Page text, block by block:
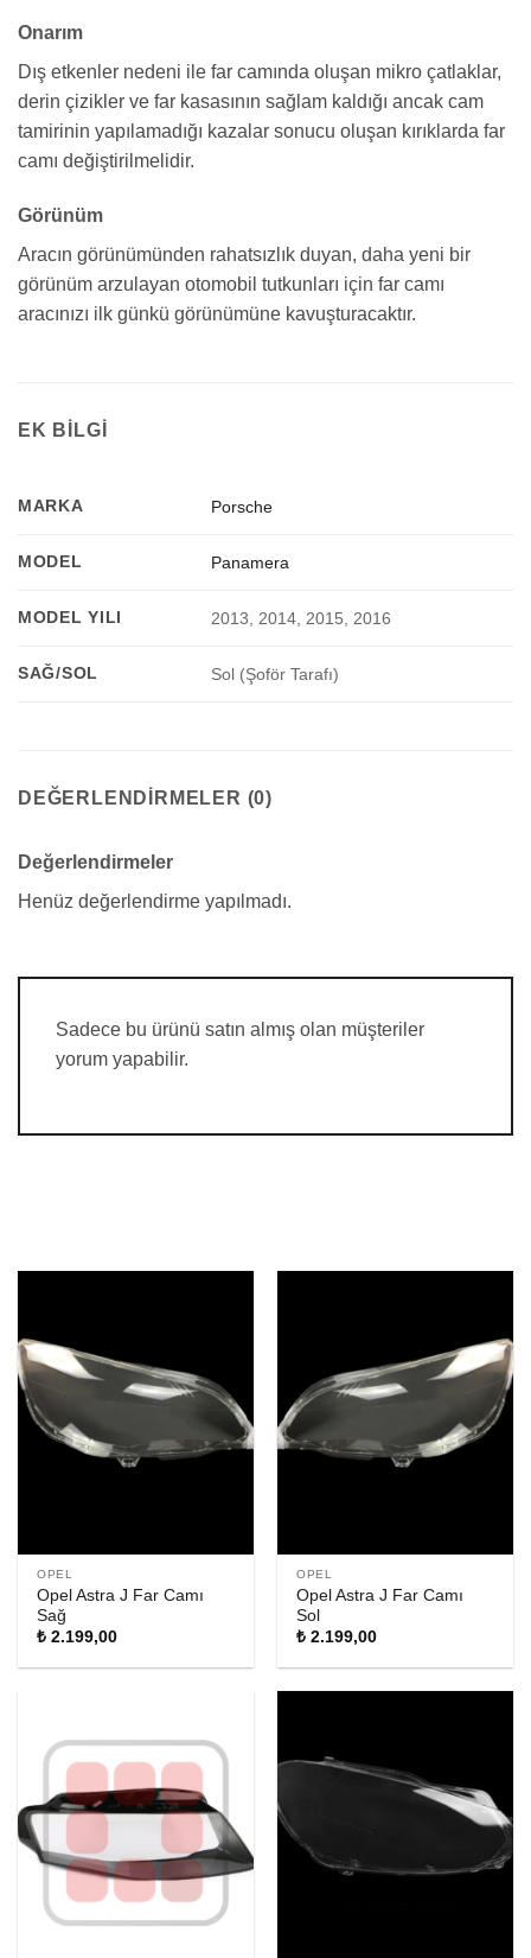
Onarım
Dış etkenler nedeni ile far camında oluşan mikro çatlaklar,
derin çizikler ve far kasasının sağlam kaldığı ancak cam
tamirinin yapılamadığı kazalar sonucu oluşan kırıklarda far
camı değiştirilmelidir.
Görünüm
Aracın görünümünden rahatsızlık duyan, daha yeni bir
görünüm arzulayan otomobil tutkunları için far camı
aracınızı ilk günkü görünümüne kavuşturacaktır.
EK BILGI
MARKA Porsche
MODEL Panamera
MODEL YILI 2013, 2014, 2015, 2016
SAĞ/SOL Sol (Şoför Tarafı)
DEĞERLENDIRMELER (0)
Değerlendirmeler
Henüz değerlendirme yapılmadı.
Sadece bu ürünü satın almış olan müşteriler
yorum yapabilir.
OPEL
Opel Astra J Far Camı
Sağ
₺ 2.199,00
OPEL
Opel Astra J Far Camı
Sol
₺ 2.199,00